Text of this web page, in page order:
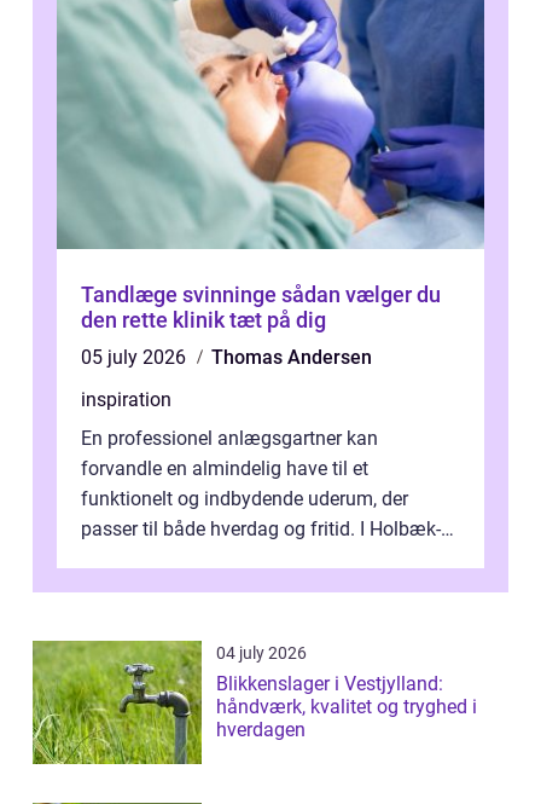
Tandlæge svinninge sådan vælger du
den rette klinik tæt på dig
05 july 2026
Thomas Andersen
inspiration
En professionel anlægsgartner kan
forvandle en almindelig have til et
funktionelt og indbydende uderum, der
passer til både hverdag og fritid. I Holbæk-
ønsker mere...
04 july 2026
Blikkenslager i Vestjylland:
håndværk, kvalitet og tryghed i
hverdagen